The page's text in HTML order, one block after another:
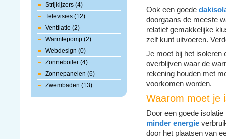
Strijkijzers (4)
Televisies (12)
Ventilatie (2)
Warmtepomp (2)
Webdesign (0)
Zonneboiler (4)
Zonnepanelen (6)
Zwembaden (13)
Ook een goede
doorgaans de meeste
relatief gemakkelijke
zelf kunt uitvoeren.
Je moet bij het isoleren
overblijven waar de
rekening houden met
voorkomen worden.
Waarom moet je
Door een goede
minder energie
door het plaatsen van